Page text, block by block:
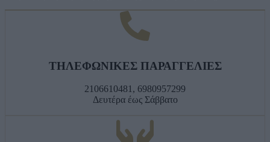
ΤΗΛΕΦΩΝΙΚΕΣ ΠΑΡΑΓΓΕΛΙΕΣ
2106610481, 6980957299
Δευτέρα έως Σάββατο